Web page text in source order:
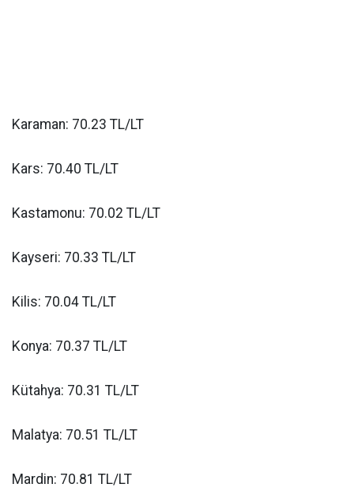
Karaman: 70.23 TL/LT
Kars: 70.40 TL/LT
Kastamonu: 70.02 TL/LT
Kayseri: 70.33 TL/LT
Kilis: 70.04 TL/LT
Konya: 70.37 TL/LT
Kütahya: 70.31 TL/LT
Malatya: 70.51 TL/LT
Mardin: 70.81 TL/LT